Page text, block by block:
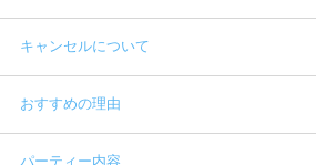
キャンセルについて
おすすめの理由
パーティー内容